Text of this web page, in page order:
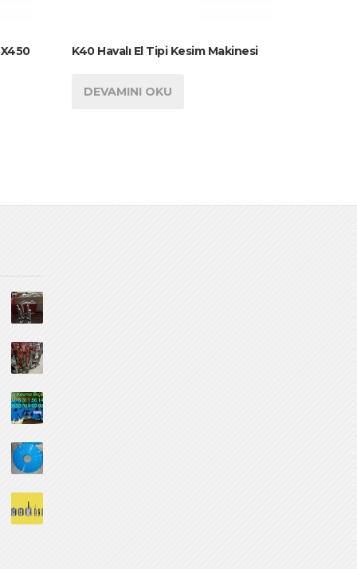
K40 Havalı El Tipi Kesim Makinesi
DEVAMINI OKU